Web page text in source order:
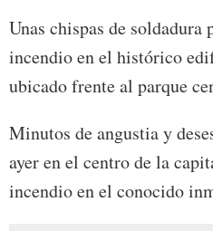
Unas chispas de soldadura
incendio en el histórico
ubicado frente al parque
Minutos de angustia y
ayer en el centro de la
incendio en el conocido